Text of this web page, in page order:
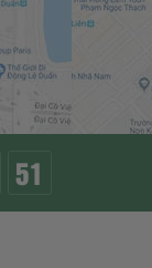
51